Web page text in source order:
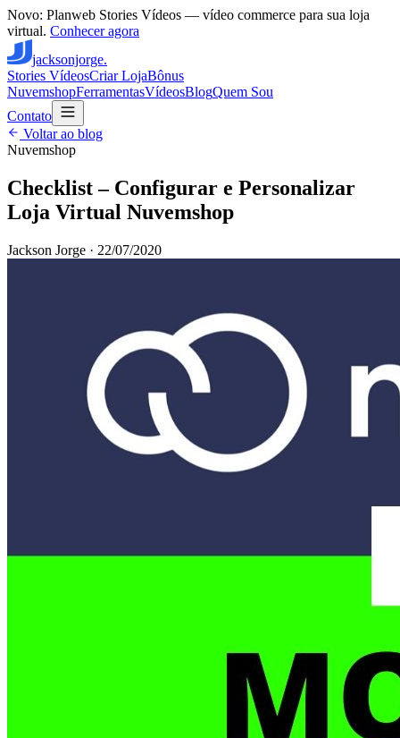
Novo: Planweb Stories Vídeos — vídeo commerce para sua loja
virtual. Conhecer agora
jacksonjorge.
Stories VídeosCriar LojaBônus
NuvemshopFerramentasVídeosBlogQuem Sou
Contato
Voltar ao blog
Nuvemshop
Checklist – Configurar e Personalizar
Loja Virtual Nuvemshop
Jackson Jorge · 22/07/2020